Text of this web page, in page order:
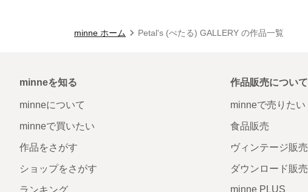
minne ホーム Petal's (ぺたる) GALLERY の作品一覧
minneを知る
minneについて
minneで買いたい
作品をさがす
ショップをさがす
ランキング
作品販売について
minneで売りたい
食品販売
ヴィンテージ販売
ダウンロード販売
minne PLUS